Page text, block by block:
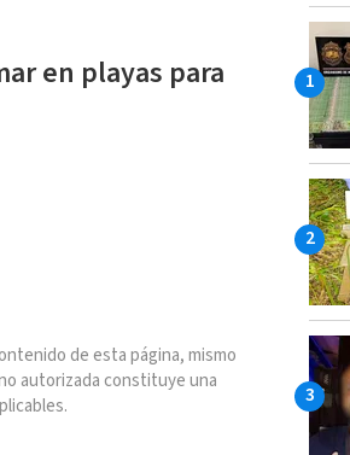
en playas para
de esta página, mismo
autorizada constituye una